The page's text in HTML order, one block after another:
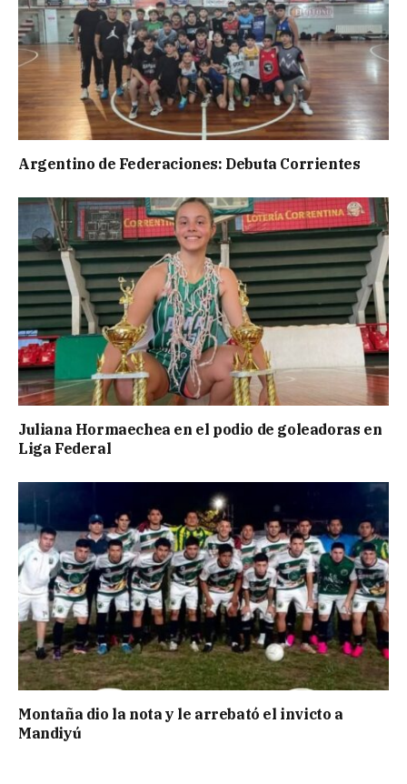
Argentino de Federaciones: Debuta Corrientes
Juliana Hormaechea en el podio de goleadoras en
Liga Federal
Montaña dio la nota y le arrebató el invicto a
Mandiyú